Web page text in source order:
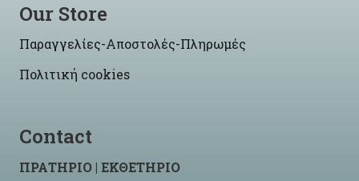
Our Store
Παραγγελίες-Αποστολές-Πληρωμές
Πολιτική cookies
Contact
ΠΡΑΤΗΡΙΟ | ΕΚΘΕΤΗΡΙΟ